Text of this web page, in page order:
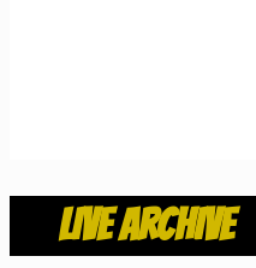
LIVE ARCHIVE